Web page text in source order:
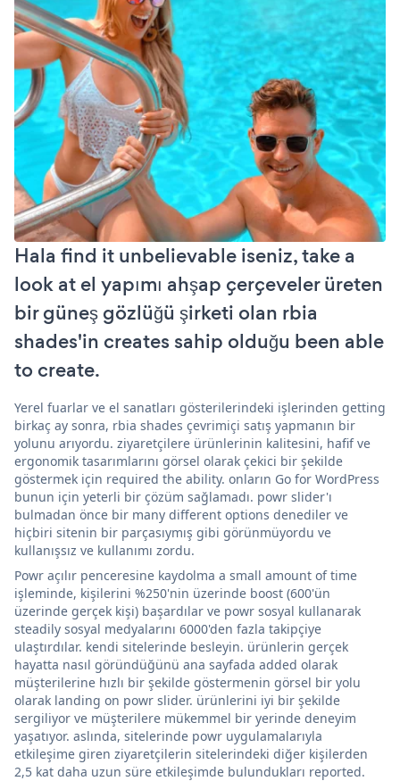
Hala find it unbelievable iseniz, take a
look at el yapımı ahşap çerçeveler üreten
bir güneş gözlüğü şirketi olan rbia
shades'in creates sahip olduğu been able
to create.
Yerel fuarlar ve el sanatları gösterilerindeki işlerinden getting
birkaç ay sonra, rbia shades çevrimiçi satış yapmanın bir
yolunu arıyordu. ziyaretçilere ürünlerinin kalitesini, hafif ve
ergonomik tasarımlarını görsel olarak çekici bir şekilde
göstermek için required the ability. onların Go for WordPress
bunun için yeterli bir çözüm sağlamadı. powr slider'ı
bulmadan önce bir many different options denediler ve
hiçbiri sitenin bir parçasıymış gibi görünmüyordu ve
kullanışsız ve kullanımı zordu.
Powr açılır penceresine kaydolma a small amount of time
işleminde, kişilerini %250'nin üzerinde boost (600'ün
üzerinde gerçek kişi) başardılar ve powr sosyal kullanarak
steadily sosyal medyalarını 6000'den fazla takipçiye
ulaştırdılar. kendi sitelerinde besleyin. ürünlerin gerçek
hayatta nasıl göründüğünü ana sayfada added olarak
müşterilerine hızlı bir şekilde göstermenin görsel bir yolu
olarak landing on powr slider. ürünlerini iyi bir şekilde
sergiliyor ve müşterilere mükemmel bir yerinde deneyim
yaşatıyor. aslında, sitelerinde powr uygulamalarıyla
etkileşime giren ziyaretçilerin sitelerindeki diğer kişilerden
2,5 kat daha uzun süre etkileşimde bulundukları reported.